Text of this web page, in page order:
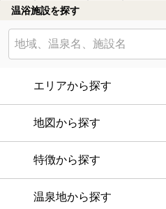
温浴施設を探す
エリアから探す
地図から探す
特徴から探す
温泉地から探す